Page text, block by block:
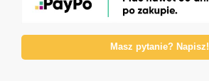
Masz pytanie? Napisz!